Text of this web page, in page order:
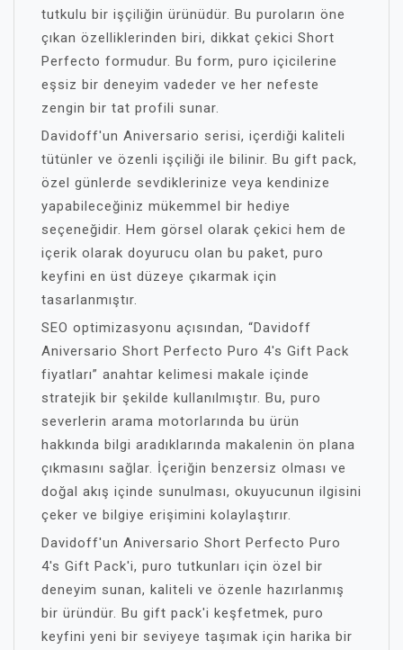
tutkulu bir işçiliğin ürünüdür. Bu puroların öne
çıkan özelliklerinden biri, dikkat çekici Short
Perfecto formudur. Bu form, puro içicilerine
eşsiz bir deneyim vadeder ve her nefeste
zengin bir tat profili sunar.
Davidoff'un Aniversario serisi, içerdiği kaliteli
tütünler ve özenli işçiliği ile bilinir. Bu gift pack,
özel günlerde sevdiklerinize veya kendinize
yapabileceğiniz mükemmel bir hediye
seçeneğidir. Hem görsel olarak çekici hem de
içerik olarak doyurucu olan bu paket, puro
keyfini en üst düzeye çıkarmak için
tasarlanmıştır.
SEO optimizasyonu açısından, “Davidoff
Aniversario Short Perfecto Puro 4's Gift Pack
fiyatları” anahtar kelimesi makale içinde
stratejik bir şekilde kullanılmıştır. Bu, puro
severlerin arama motorlarında bu ürün
hakkında bilgi aradıklarında makalenin ön plana
çıkmasını sağlar. İçeriğin benzersiz olması ve
doğal akış içinde sunulması, okuyucunun ilgisini
çeker ve bilgiye erişimini kolaylaştırır.
Davidoff'un Aniversario Short Perfecto Puro
4's Gift Pack'i, puro tutkunları için özel bir
deneyim sunan, kaliteli ve özenle hazırlanmış
bir üründür. Bu gift pack'i keşfetmek, puro
keyfini yeni bir seviyeye taşımak için harika bir